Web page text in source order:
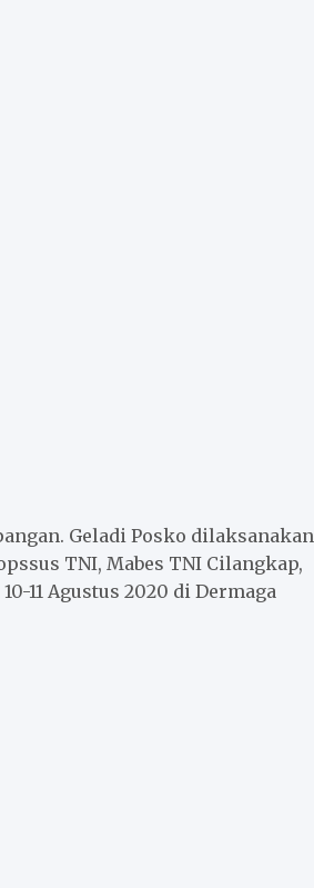
Geladi Posko dilaksanakan
TNI, Mabes TNI Cilangkap,
11 Agustus 2020 di Dermaga